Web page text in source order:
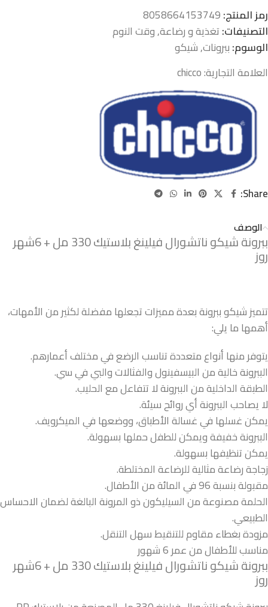
رمز المنتج:8058664153749
التصنيفات:تغذية و رضاعة,وقت النوم
الوسوم:ببرونات,شيكو
العلامة التجارية:chicco
Share:
الوصف
ببرونة شيكو ناتشورال فيلينغ بلاستيك 330 مل + 6شهر
روز
تتميز شيكو ببرونة بعدة مميزات تجعلها مفضلة لكثير من الأمهات،
أهمها ما يلي:
يتوفر منها أنواع متعددة تناسب الرضع في مختلف أعمارهم.
الببرونة خالية من البيسفينول والفثالات والبي في سي.
الطبقة الداخلية من الببرونة لا تتفاعل مع الحليب.
لا يصاحب الببرونة أي روائح سيئة.
يمكن غسلها في غسالة الأطباق، ووضعها في الميكرويف.
الببرونة خفيفة ويمكن للطفل حملها بسهولة.
يمكن تنظيفها بسهولة.
زجاجة رضاعة مثالية للرضاعة المختلطة.
مقبولة بنسبة 96 في المائة من الأطفال.
الحلمة مصنوعة من السيليكون ذو المرونة البالغة لضمان الاحساس
الطبيعي.
مزودة بغطاء مقاوم للتنقيط سهل التنقل.
مناسب للأطفال من عمر 6 شهور
ببرونة شيكو ناتشورال فيلينغ بلاستيك 330 مل + 6شهر
روز